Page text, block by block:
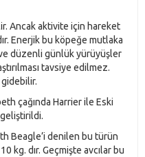
Ancak aktivite için hareket
Enerjik bu köpeğe mutlaka
düzenli günlük yürüyüşler
tavsiye edilmez.
çağında Harrier ile Eski
Beagle’i denilen bu türün
kg. dır. Geçmişte avcılar bu